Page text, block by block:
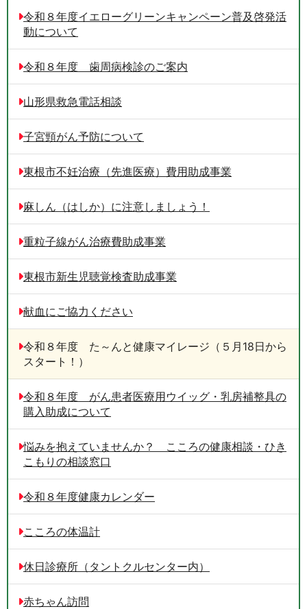
令和８年度イエローグリーンキャンペーン普及啓発活
動について
令和８年度 歯周病検診のご案内
山形県救急電話相談
子宮頸がん予防について
東根市不妊治療（先進医療）費用助成事業
麻しん（はしか）に注意しましょう！
重粒子線がん治療費助成事業
東根市新生児聴覚検査助成事業
献血にご協力ください
令和８年度 た～んと健康マイレージ（５月18日から
スタート！）
令和８年度 がん患者医療用ウイッグ・乳房補整具の
購入助成について
悩みを抱えていませんか？ こころの健康相談・ひき
こもりの相談窓口
令和８年度健康カレンダー
こころの体温計
休日診療所（タントクルセンター内）
赤ちゃん訪問